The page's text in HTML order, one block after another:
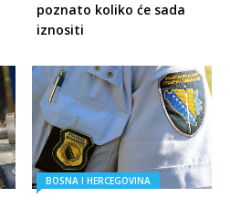
poznato koliko će sada
iznositi
BOSNA I HERCEGOVINA